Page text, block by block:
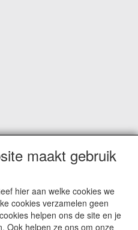
maakt gebruik
hier aan welke cookies we
cookies verzamelen geen
helpen ons de site en je
Ook helpen ze ons om onze